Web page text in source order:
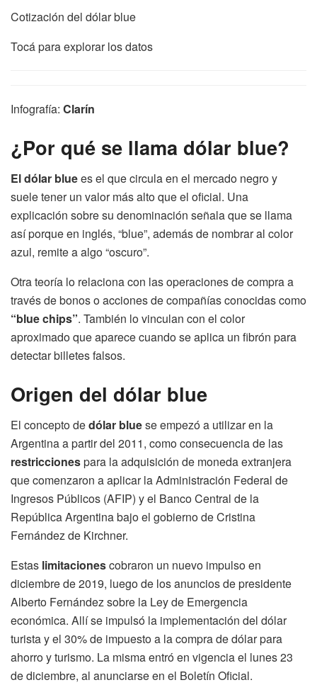
Cotización del dólar blue
Tocá para explorar los datos
Infografía: Clarín
¿Por qué se llama dólar blue?
El dólar bluees el que circula en el mercado negro y
suele tener un valor más alto que el oficial. Una
explicación sobre su denominación señala que se llama
así porque en inglés, “blue”, además de nombrar al color
azul, remite a algo “oscuro”.
Otra teoría lo relaciona con las operaciones de compra a
través de bonos o acciones de compañías conocidas como
“blue chips”. También lo vinculan con el color
aproximado que aparece cuando se aplica un fibrón para
detectar billetes falsos.
Origen del dólar blue
El concepto dedólar bluese empezó a utilizar en la
Argentina a partir del 2011, como consecuencia de las
restriccionespara la adquisición de moneda extranjera
que comenzaron a aplicar la Administración Federal de
Ingresos Públicos (AFIP) y el Banco Central de la
República Argentina bajo el gobierno de Cristina
Fernández de Kirchner.
Estas limitacionescobraron un nuevo impulso en
diciembre de 2019, luego de los anuncios de presidente
Alberto Fernández sobre la Ley de Emergencia
económica. Allí se impulsó la implementación del dólar
turista y el 30% de impuesto a la compra de dólar para
ahorro y turismo. La misma entró en vigencia el lunes 23
de diciembre, al anunciarse en el Boletín Oficial.